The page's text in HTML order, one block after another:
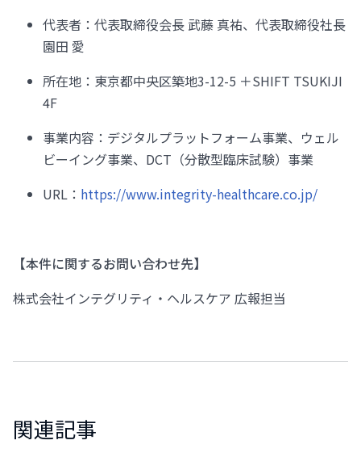
代表者：代表取締役会長 武藤 真祐、代表取締役社長
園田 愛
所在地：東京都中央区築地3-12-5 ＋SHIFT TSUKIJI
4F
事業内容：デジタルプラットフォーム事業、ウェル
ビーイング事業、DCT（分散型臨床試験）事業
URL： https://www.integrity-healthcare.co.jp/
【本件に関するお問い合わせ先】
株式会社インテグリティ・ヘルスケア 広報担当
関連記事